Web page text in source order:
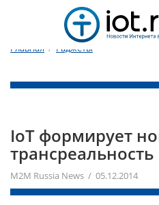
Главная / Гаджеты
IoT формирует
трансреальность
M2M Russia News / 05.12.2014